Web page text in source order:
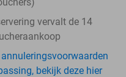
vervalt de 14
bekijk deze hier